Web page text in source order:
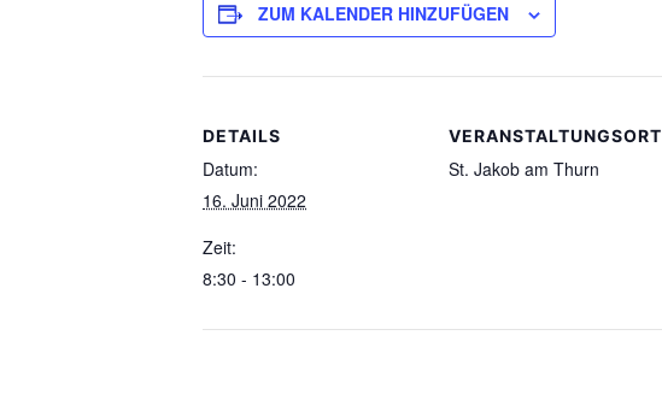
ZUM KALENDER HINZUFÜGEN
DETAILS
Datum:
16. Juni 2022
Zeit:
8:30 - 13:00
VERANSTALTUNGSORT
St. Jakob am Thurn